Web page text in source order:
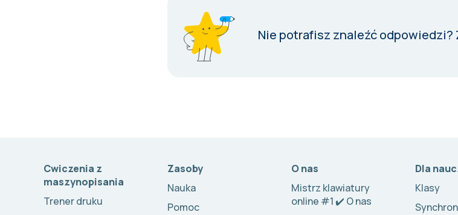
Nie potrafisz znaleźć odpowiedzi?
Cwiczenia z
maszynopisania
Trener druku
Zasoby
Nauka
Pomoc
O nas
Mistrz klawiatury
online #1 ✔️ O nas
Dla
Klasy